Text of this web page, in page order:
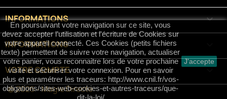
INFORMATIONS 
INFORMATIONS
En poursuivant votre navigation sur ce site, vous
devez accepter l’utilisation et l'écriture de Cookies sur
votre appareil connecté. Ces Cookies (petits fichiers
texte) permettent de suivre votre navigation, actualiser
votre panier, vous reconnaitre lors de votre prochaine
visite et sécuriser votre connexion. Pour en savoir
plus et paramétrer les traceurs: http://www.cnil.fr/vos-
obligations/sites-web-cookies-et-autres-traceurs/que-
dit-la-loi/
J'accepte
VOTRE COMPTE 
© 2026 - Magie Directe